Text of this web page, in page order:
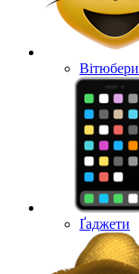
Вітюбери
Ґаджети